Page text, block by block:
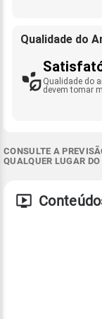
Qualidade do
Qualidade do
devem tomar
CONSULTE A
QUALQUER LUGAR